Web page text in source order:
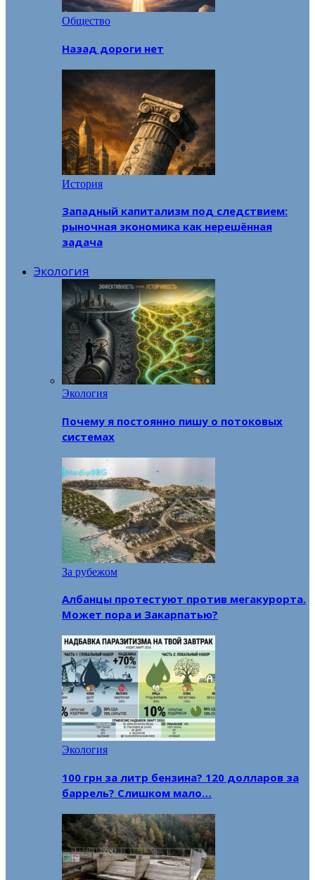
Общество
Назад дороги нет
История
Западный капитализм под следствием:
рыночная экономика как нерешённая
задача
Экология
Экология
Почему я постоянно пишу о потоковых
системах
За рубежом
Албанцы протестуют против мегакурорта.
Может пора и Закарпатью?
Экология
100 грн за литр бензина? 120 долларов за
баррель? Слишком мало…